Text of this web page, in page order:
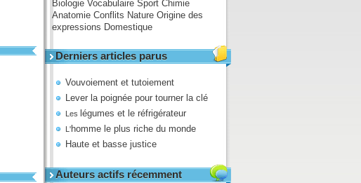
Biologie Vocabulaire Sport Chimie
Anatomie Conflits Nature Origine des
expressions Domestique
Derniers articles parus
Vouvoiement et tutoiement
Lever la poignée pour tourner la clé
Les légumes et le réfrigérateur
L'homme le plus riche du monde
Haute et basse justice
Auteurs actifs récemment